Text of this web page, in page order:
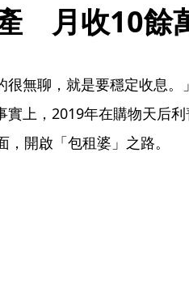
　月收10餘
很無聊，就是要穩定收息
實上，2019年在購物天后
，開啟「包租婆」之路。